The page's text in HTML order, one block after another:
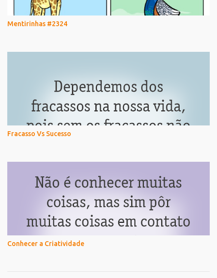
Mentirinhas #2324
Fracasso Vs Sucesso
Conhecer a Criatividade